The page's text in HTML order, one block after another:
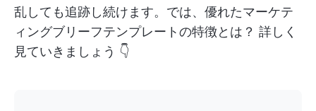
乱しても追跡し続けます。では、優れたマーケテ
ィングブリーフテンプレートの特徴とは？ 詳しく
見ていきましょう 👇